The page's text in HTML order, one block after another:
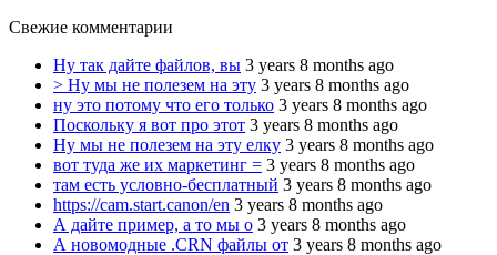
Свежие комментарии
Ну так дайте файлов, вы 3 years 8 months ago
> Ну мы не полезем на эту 3 years 8 months ago
ну это потому что его только 3 years 8 months ago
Поскольку я вот про этот 3 years 8 months ago
Ну мы не полезем на эту елку 3 years 8 months ago
вот туда же их маркетинг = 3 years 8 months ago
там есть условно-бесплатный 3 years 8 months ago
https://cam.start.canon/en 3 years 8 months ago
А дайте пример, а то мы о 3 years 8 months ago
А новомодные .CRN файлы от 3 years 8 months ago